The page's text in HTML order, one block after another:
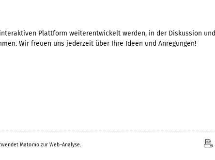
Plattform weiterentwickelt werden, in der Diskussion und
Wir freuen uns jederzeit über Ihre Ideen und Anregungen!
Matomo zur Web-Analyse.